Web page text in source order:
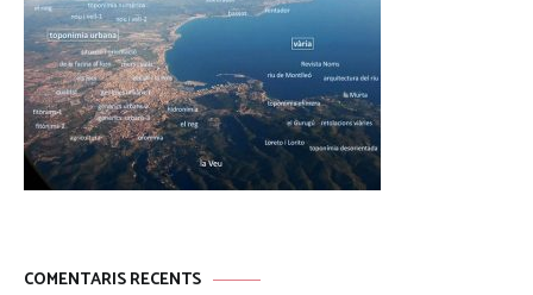
COMENTARIS RECENTS